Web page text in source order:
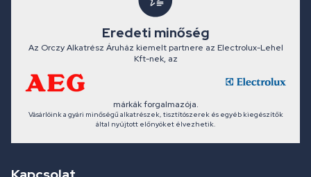
Eredeti minőség
Az Orczy Alkatrész Áruház kiemelt partnere az Electrolux-Lehel
Kft-nek, az
márkák forgalmazója.
Vásárlóink a gyári minőségű alkatrészek, tisztítószerek és egyéb kiegészítők
által nyújtott előnyöket élvezhetik.